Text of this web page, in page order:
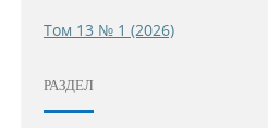
Том 13 № 1 (2026)
РАЗДЕЛ